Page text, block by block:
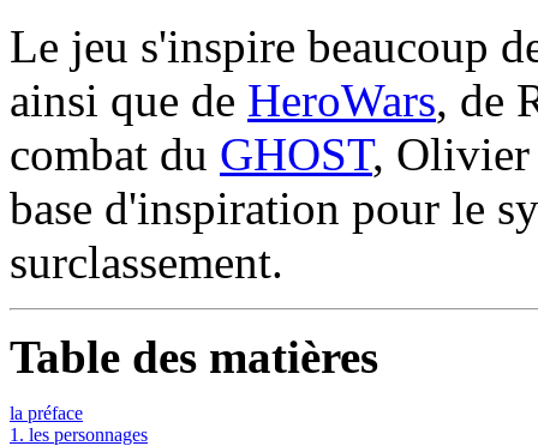
Le jeu s'inspire beaucoup
ainsi que de HeroWars, de
combat du GHOST, Olivier
base d'inspiration pour le
surclassement.
Table des matières
la préface
1. les personnages